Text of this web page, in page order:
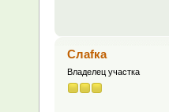
Слаfка
Владелец участка